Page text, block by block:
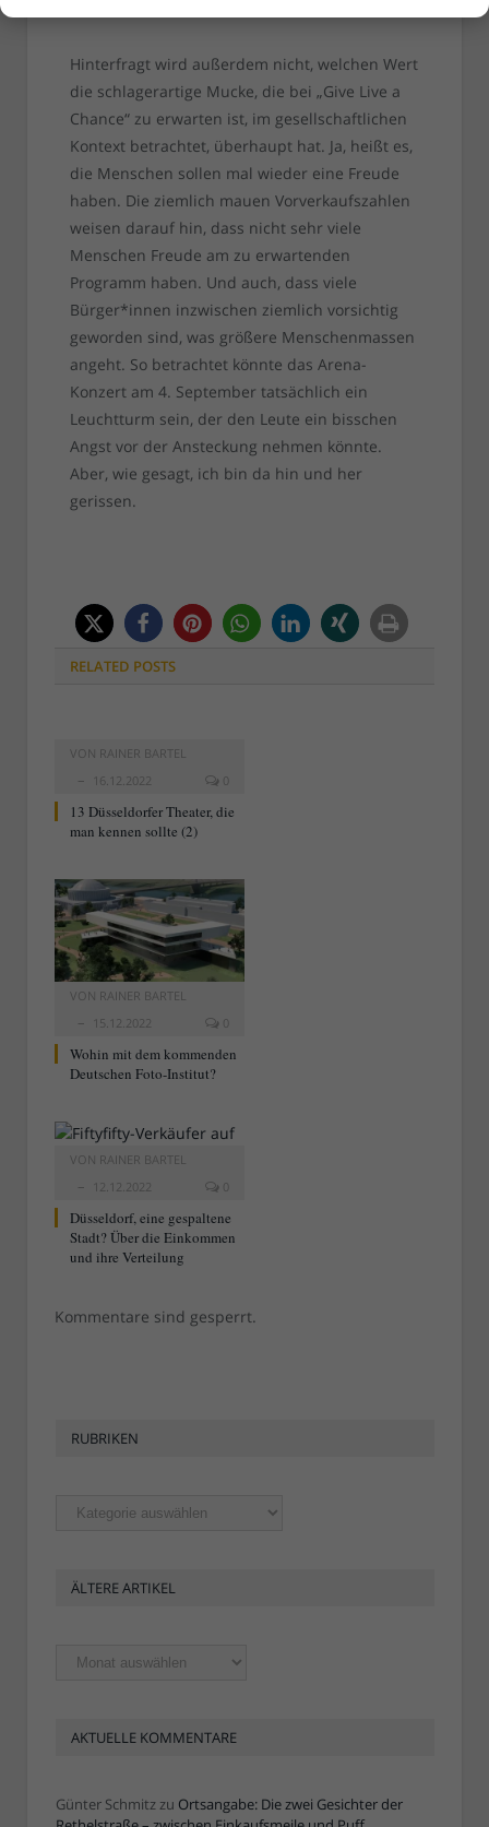
Hinterfragt wird außerdem nicht, welchen Wert
die schlagerartige Mucke, die bei „Give Live a
Chance“ zu erwarten ist, im gesellschaftlichen
Kontext betrachtet, überhaupt hat. Ja, heißt es,
die Menschen sollen mal wieder eine Freude
haben. Die ziemlich mauen Vorverkaufszahlen
weisen darauf hin, dass nicht sehr viele
Menschen Freude am zu erwartenden
Programm haben. Und auch, dass viele
Bürger*innen inzwischen ziemlich vorsichtig
geworden sind, was größere Menschenmassen
angeht. So betrachtet könnte das Arena-
Konzert am 4. September tatsächlich ein
Leuchtturm sein, der den Leute ein bisschen
Angst vor der Ansteckung nehmen könnte.
Aber, wie gesagt, ich bin da hin und her
gerissen.
RELATED POSTS
VON RAINER BARTEL
16.12.2022
0
13 Düsseldorfer Theater, die
man kennen sollte (2)
VON RAINER BARTEL
15.12.2022
0
Wohin mit dem kommenden
Deutschen Foto-Institut?
VON RAINER BARTEL
12.12.2022
0
Düsseldorf, eine gespaltene
Stadt? Über die Einkommen
und ihre Verteilung
Kommentare sind gesperrt.
RUBRIKEN
Rubriken
ÄLTERE ARTIKEL
Ältere
Artikel
AKTUELLE KOMMENTARE
Günter Schmitzzu Ortsangabe: Die zwei Gesichter der